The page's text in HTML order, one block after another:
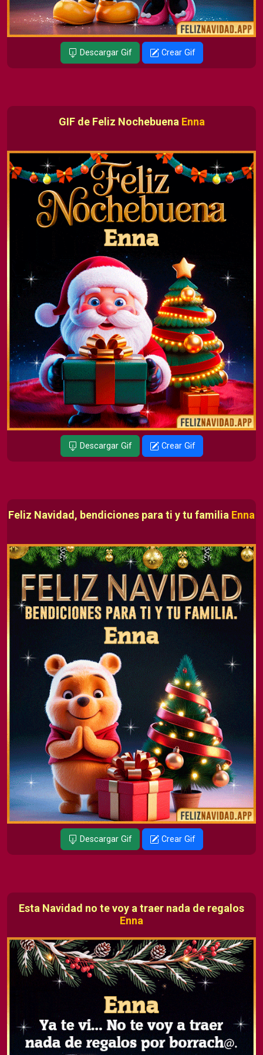
Descargar Gif Crear Gif
GIF de Feliz Nochebuena Enna
Descargar Gif Crear Gif
Feliz Navidad, bendiciones para ti y tu familia Enna
Descargar Gif Crear Gif
Esta Navidad no te voy a traer nada de regalos
Enna